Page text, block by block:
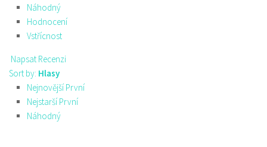
Náhodný
Hodnocení
Vstřícnost
Napsat Recenzi
Sort by: Hlasy
Nejnovější První
Nejstarší První
Náhodný